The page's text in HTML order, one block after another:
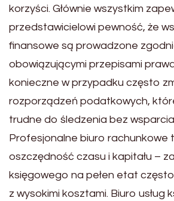
korzyści. Głównie wszystkim
przedstawicielowi pewność, że
finansowe są prowadzone
obowiązującymi przepisami
konieczne w przypadku często
rozporządzeń podatkowych,
trudne do śledzenia bez
Profesjonalne biuro rachunkowe
oszczędność czasu i kapitału –
księgowego na pełen etat
z wysokimi kosztami. Biuro usług